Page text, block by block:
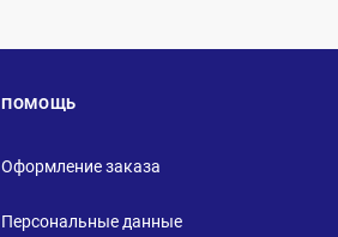
ПОМОЩЬ
Оформление заказа
Персональные данные